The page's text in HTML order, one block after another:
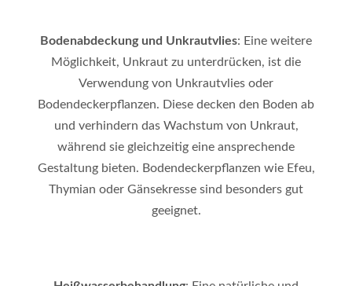
Bodenabdeckung und Unkrautvlies: Eine weitere
Möglichkeit, Unkraut zu unterdrücken, ist die
Verwendung von Unkrautvlies oder
Bodendeckerpflanzen. Diese decken den Boden ab
und verhindern das Wachstum von Unkraut,
während sie gleichzeitig eine ansprechende
Gestaltung bieten. Bodendeckerpflanzen wie Efeu,
Thymian oder Gänsekresse sind besonders gut
geeignet.